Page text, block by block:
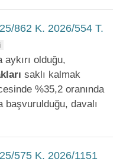
862 K. 2026/554 T.
olduğu,
saklı kalmak
%35,2 oranında
başvurulduğu, davalı
575 K. 2026/1151